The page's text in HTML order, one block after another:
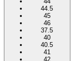
44.5
45
46
37.5
40
40.5
41
42